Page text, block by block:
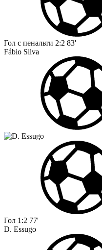
Гол с пенальти 2:2 83'
Fábio Silva
Гол 1:2 77'
D. Essugo